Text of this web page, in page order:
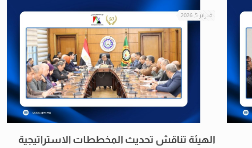
فبراير 5, 2026
الهيئة تناقش تحديث المخططات الاستراتيجية